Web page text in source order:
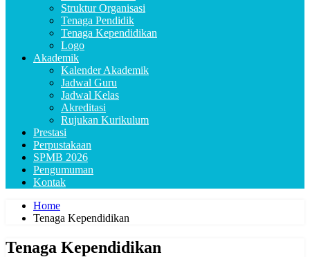
Struktur Organisasi
Tenaga Pendidik
Tenaga Kependidikan
Logo
Akademik
Kalender Akademik
Jadwal Guru
Jadwal Kelas
Akreditasi
Rujukan Kurikulum
Prestasi
Perpustakaan
SPMB 2026
Pengumuman
Kontak
Home
Tenaga Kependidikan
Tenaga Kependidikan